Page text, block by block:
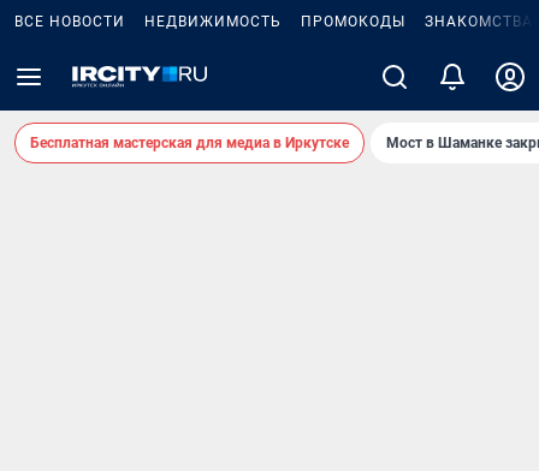
ВСЕ НОВОСТИ НЕДВИЖИМОСТЬ ПРОМОКОДЫ ЗНАКОМСТВА
Бесплатная мастерская для медиа в Иркутске Мост в Шаманке